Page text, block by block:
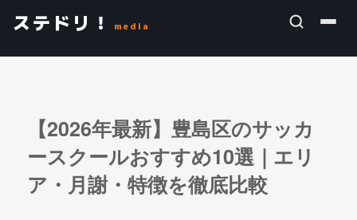
ステドリ！ media
【2026年最新】豊島区のサッカ
ースクールおすすめ10選｜エリ
ア・月謝・特徴を徹底比較